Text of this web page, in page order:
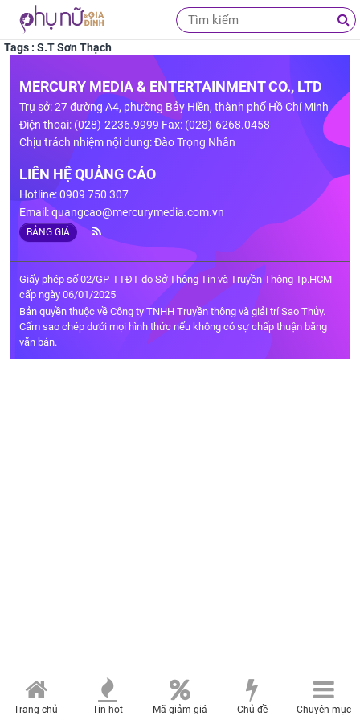
Tags : S.T Sơn Thạch
MERCURY MEDIA & ENTERTAINMENT CO., LTD
Trụ sở: 27 đường A4, phường Bảy Hiền, thành phố Hồ Chí Minh
Điện thoại: (028)-2236.9999 Fax: (028)-6268.0458
Chịu trách nhiệm nội dung: Đào Trọng Nhân
LIÊN HỆ QUẢNG CÁO
Hotline: 0909 750 307
Email:quangcao@mercurymedia.com.vn
BẢNG GIÁ
Giấy phép số 02/GP-TTĐT do Sở Thông Tin và Truyền Thông Tp.HCM
cấp ngày 06/01/2025
Bản quyền thuộc về Công ty TNHH Truyền thông và giải trí Sao Thủy.
Cấm sao chép dưới mọi hình thức nếu không có sự chấp thuận bằng
văn bản.
Trang chủ Tin hot Mã giảm giá Chủ đề Chuyên mục